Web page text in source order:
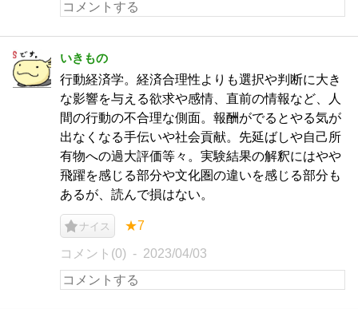
いきもの
行動経済学。経済合理性よりも選択や判断に大き
な影響を与える欲求や感情、直前の情報など、人
間の行動の不合理な側面。報酬がでるとやる気が
出なくなる手伝いや社会貢献。先延ばしや自己所
有物への過大評価等々。実験結果の解釈にはやや
飛躍を感じる部分や文化圏の違いを感じる部分も
あるが、読んで損はない。
ナイス ★7
コメント(0) 2023/04/03